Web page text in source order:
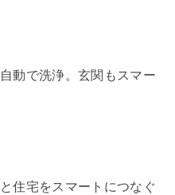
動で洗浄。玄関もスマー
住宅をスマートにつなぐ